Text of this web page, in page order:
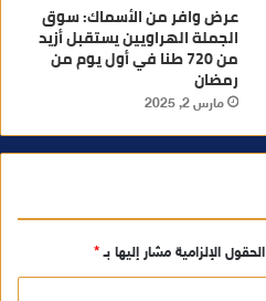
عرض وافر من الأسماك: سوق
الجملة الهراويين يستقبل أزيد
من 720 طنا في أول يوم من
رمضان
مارس 2, 2025
الحقول الإلزامية مشار إليها بـ*